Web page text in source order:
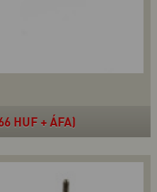
HUF + ÁFA)